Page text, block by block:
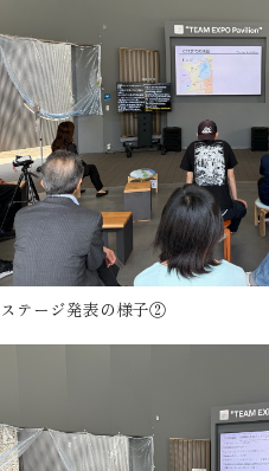
ステージ発表の様子②